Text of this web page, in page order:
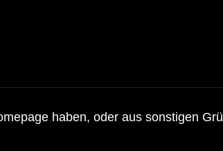
haben, oder aus sonstigen